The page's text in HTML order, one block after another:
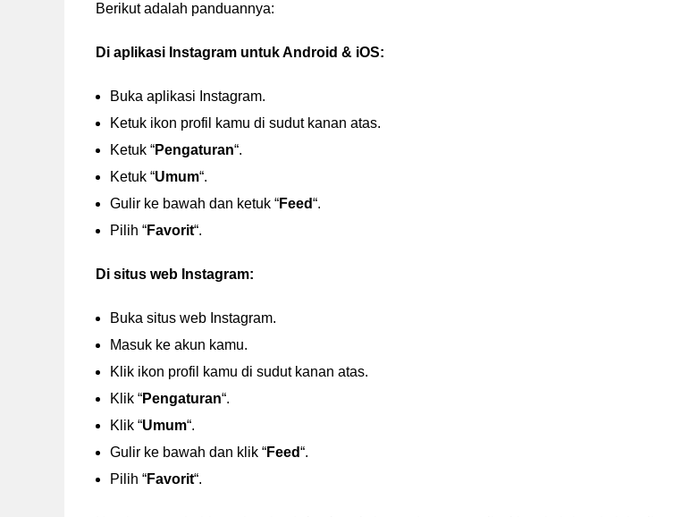
Berikut adalah panduannya:
Di aplikasi Instagram untuk Android & iOS:
Buka aplikasi Instagram.
Ketuk ikon profil kamu di sudut kanan atas.
Ketuk “Pengaturan“.
Ketuk “Umum“.
Gulir ke bawah dan ketuk “Feed“.
Pilih “Favorit“.
Di situs web Instagram:
Buka situs web Instagram.
Masuk ke akun kamu.
Klik ikon profil kamu di sudut kanan atas.
Klik “Pengaturan“.
Klik “Umum“.
Gulir ke bawah dan klik “Feed“.
Pilih “Favorit“.